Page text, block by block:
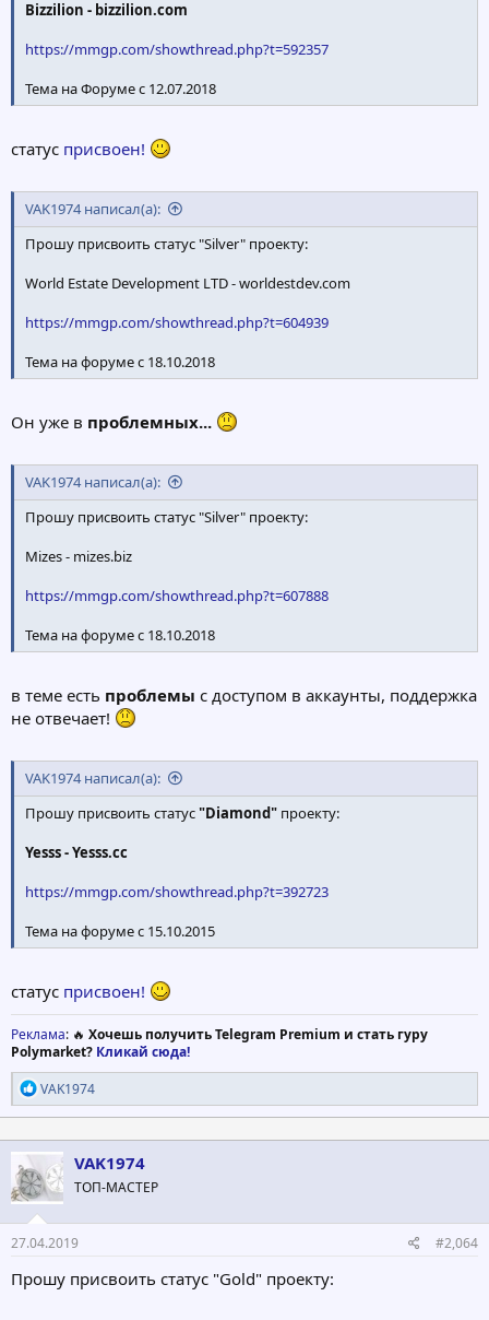
Bizzilion - bizzilion.com
https://mmgp.com/showthread.php?t=592357
Тема на Форуме с 12.07.2018
статус присвоен!
VAK1974 написал(а):
Прошу присвоить статус "Silver" проекту:
World Estate Development LTD - worldestdev.com
https://mmgp.com/showthread.php?t=604939
Тема на форуме с 18.10.2018
Он уже в проблемных...
VAK1974 написал(а):
Прошу присвоить статус "Silver" проекту:
Mizes - mizes.biz
https://mmgp.com/showthread.php?t=607888
Тема на форуме с 18.10.2018
в теме есть проблемы с доступом в аккаунты, поддержка
не отвечает!
VAK1974 написал(а):
Прошу присвоить статус"Diamond" проекту:
Yesss - Yesss.cc
https://mmgp.com/showthread.php?t=392723
Тема на форуме с 15.10.2015
статус присвоен!
Реклама: 🔥 Хочешь получить Telegram Premium и стать гуру
Polymarket? Кликай сюда!
Р
е
а
к
ц
и
и
:
VAK1974
VAK1974
ТОП-МАСТЕР
27.04.2019 #2,064
Прошу присвоить статус "Gold" проекту: